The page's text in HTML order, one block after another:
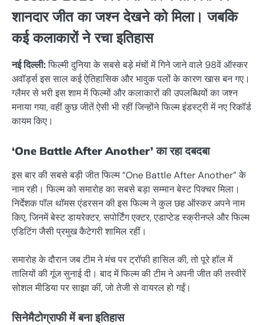
शानदार जीत का जश्न देखने को मिला। जबकि
कई कलाकारों ने रचा इतिहास
नई दिल्ली:फिल्मी दुनिया के सबसे बड़े मंचों में गिने जाने वाले 98वें ऑस्कर
अवॉर्ड्स इस साल कई ऐतिहासिक और भावुक पलों के कारण खास बन गए।
ग्लैमर से भरी इस शाम में फिल्मों और कलाकारों की उपलब्धियों का जश्न
मनाया गया, वहीं कुछ जीतें ऐसी भी रहीं जिन्होंने फिल्म इंडस्ट्री में नए रिकॉर्ड
कायम किए।
‘One Battle After Another’ का रहा दबदबा
इस बार की सबसे बड़ी जीत फिल्म “One Battle After Another” के
नाम रही। फिल्म को समारोह का सबसे बड़ा सम्मान बेस्ट पिक्चर मिला।
निर्देशक पॉल थॉमस एंडरसन की इस फिल्म ने कुल छह ऑस्कर अपने नाम
किए, जिनमें बेस्ट डायरेक्टर, सपोर्टिंग एक्टर, एडाप्टेड स्क्रीनप्ले और फिल्म
एडिटिंग जैसी प्रमुख कैटेगरी शामिल रहीं।
समारोह के दौरान जब टीम ने मंच पर ट्रॉफी हासिल की, तो पूरे हॉल में
तालियों की गूंज सुनाई दी। बाद में फिल्म की टीम ने अपनी जीत की तस्वीरें
सोशल मीडिया पर साझा कीं, जो तेजी से वायरल हो गईं।
सिनेमैटोग्राफी में बना इतिहास